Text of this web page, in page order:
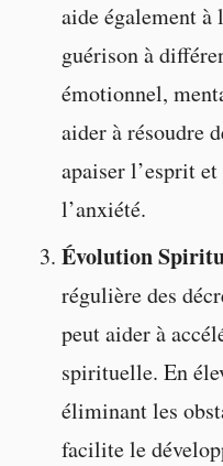
aide également
guérison à
émotionnel,
aider à résoudre
apaiser l’esprit
l’anxiété.
Évolution
régulière des
peut aider à
spirituelle. En
éliminant les
facilite le